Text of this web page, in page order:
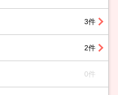
3件
2件
0件